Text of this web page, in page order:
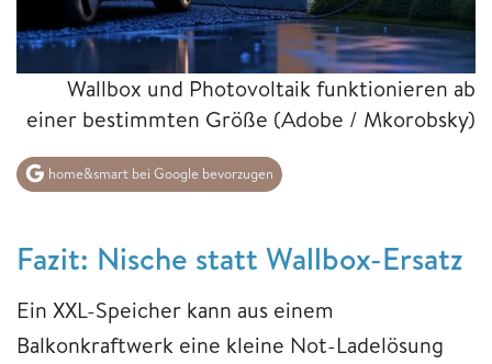
Wallbox und Photovoltaik funktionieren ab
einer bestimmten Größe (Adobe / Mkorobsky)
home&smart bei Google bevorzugen
Fazit: Nische statt Wallbox-Ersatz
Ein XXL-Speicher kann aus einem
Balkonkraftwerk eine kleine Not-Ladelösung